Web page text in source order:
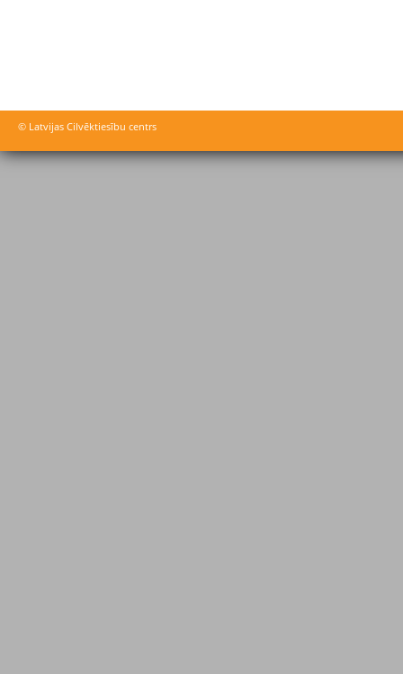
© Latvijas Cilvēktiesību centrs